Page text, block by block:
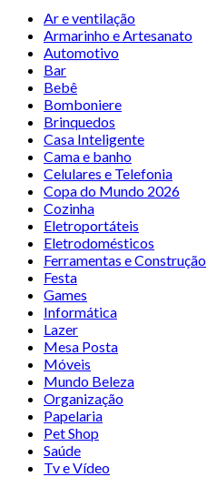
Ar e ventilação
Armarinho e Artesanato
Automotivo
Bar
Bebê
Bomboniere
Brinquedos
Casa Inteligente
Cama e banho
Celulares e Telefonia
Copa do Mundo 2026
Cozinha
Eletroportáteis
Eletrodomésticos
Ferramentas e Construção
Festa
Games
Informática
Lazer
Mesa Posta
Móveis
Mundo Beleza
Organização
Papelaria
Pet Shop
Saúde
Tv e Vídeo